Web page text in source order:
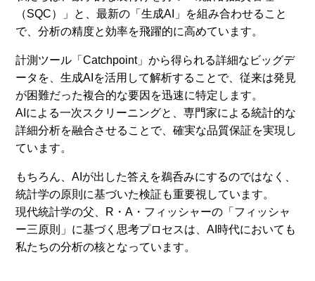
（SQC）」と、最新の「生成AI」を組み合わせること
で、分析の精度と効率を飛躍的に高めています。
計測ツール「Catchpoint」から得られる詳細なビッグデ
ータを、生成AIを活用して解析することで、従来は発見
が困難だった複合的な要因を迅速に特定します。
AIによる一次スクリーニングと、専門家による統計的な
詳細分析を融合させることで、確実な品質保証を実現し
ています。
もちろん、AIが出した答えを鵜呑みにするのではなく、
統計学の原則に基づいた検証も重要視しています。
現代統計学の父、R・A・フィッシャーの「フィッシャ
ー三原則」に基づく思考プロセスは、AI時代においても
私たちの分析の核となっています。